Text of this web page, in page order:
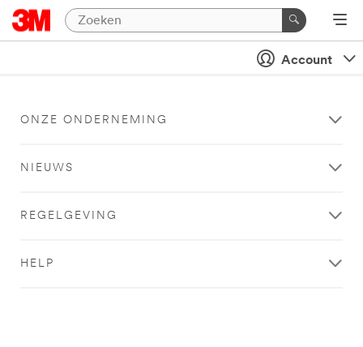
Account
ONZE ONDERNEMING
NIEUWS
REGELGEVING
HELP